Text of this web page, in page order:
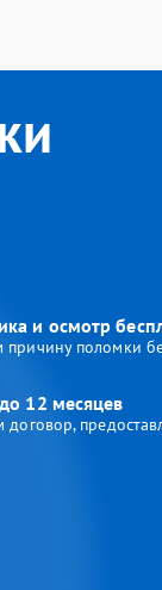
и осмотр
поломки
12 месяцев
договор,